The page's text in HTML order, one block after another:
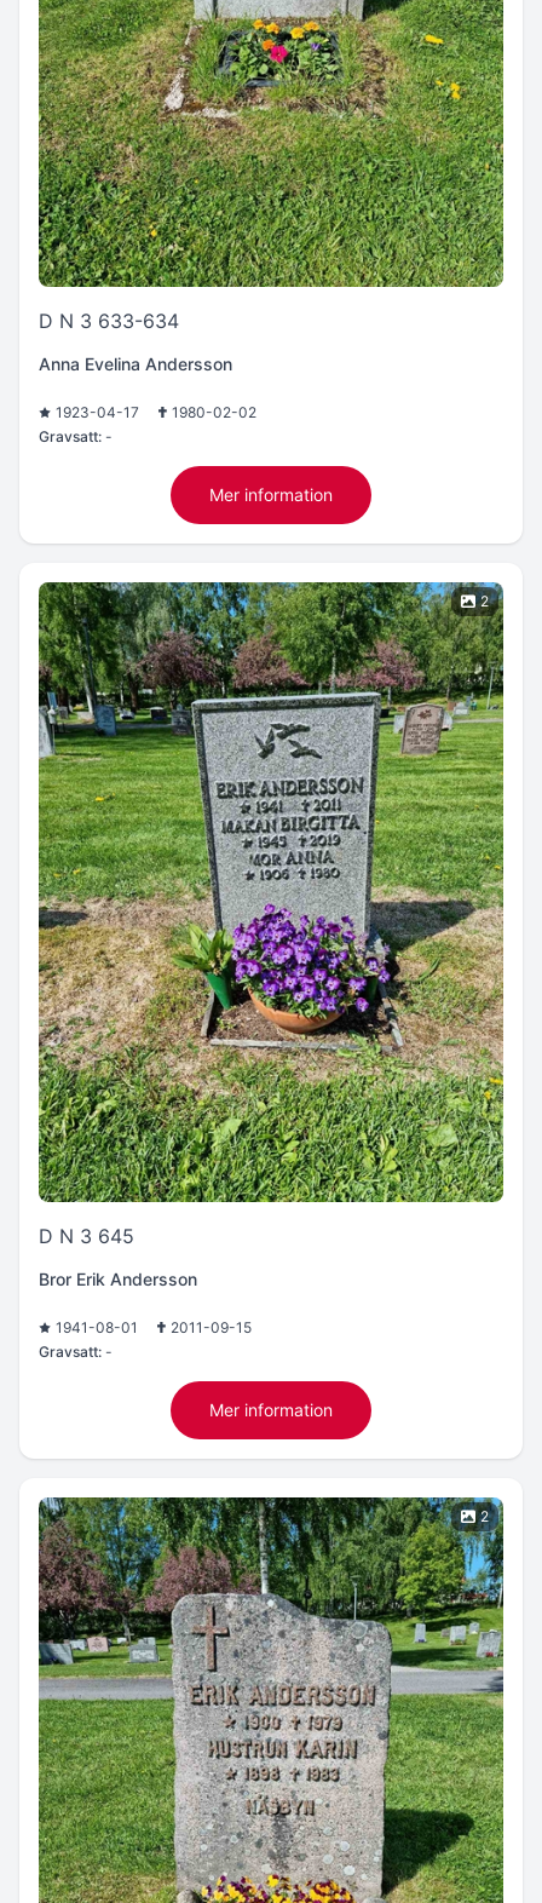
D N 3 633-634
Anna Evelina Andersson
1923-04-17
1980-02-02
Gravsatt: -
Mer information
2
D N 3 645
Bror Erik Andersson
1941-08-01
2011-09-15
Gravsatt: -
Mer information
2